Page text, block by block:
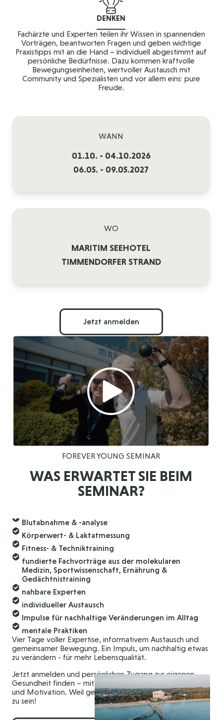
DENKEN
Fachärzte und Experten teilen ihr Wissen in spannenden
Vorträgen, beantworten Fragen und geben wichtige
Praxistipps mit an die Hand – individuell abgestimmt auf
persönliche Bedürfnisse. Dazu kommen kraftvolle
Bewegungseinheiten, wertvoller Austausch mit
Community und Spezialisten und vor allem eins: pure
Freude.
WANN
01.10. - 04.10.2026
06.05. - 09.05.2027
WO
MARITIM SEEHOTEL
TIMMENDORFER STRAND
Jetzt anmelden
FOREVER YOUNG SEMINAR
WAS ERWARTET SIE BEIM
SEMINAR?
Blutabnahme & -analyse
Körperwert- & Laktatmessung
Fitness- & Techniktraining
fundierte Fachvorträge aus der molekularen
Medizin, Sportwissenschaft, Ernährung &
Gedächtnistraining
nahbare Experten
individueller Austausch
Impulse für nachhaltige Veränderungen im Alltag
mentale Praktiken
Vier Tage voller Expertise, informativem Austausch und
gemeinsamer Bewegung. Ein Impuls, um nachhaltig etwas
zu verändern - für mehr Lebensqualität.
Jetzt anmelden und persönlichen Zugang zur eigenen
Gesundheit finden – mit dem richtigen Maß an Wissen
und Motivation. Weil gesund sein mehr ist, als nicht krank
zu sein!